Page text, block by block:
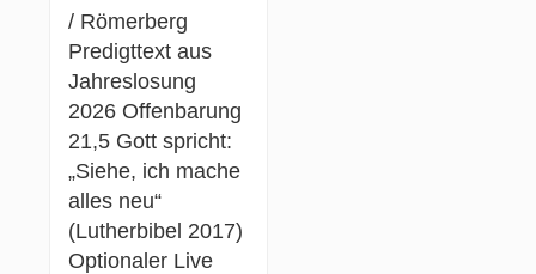
/ Römerberg
Predigttext aus
Jahreslosung
2026 Offenbarung
21,5 Gott spricht:
„Siehe, ich mache
alles neu“
(Lutherbibel 2017)
Optionaler Live